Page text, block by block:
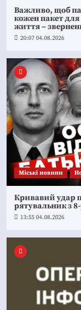
Важливо, щоб
кожен пакет
життя –
20:07 04.08.2026
Mіські новини
Кривавий удар
рятувальник з
13:55 04.08.2026